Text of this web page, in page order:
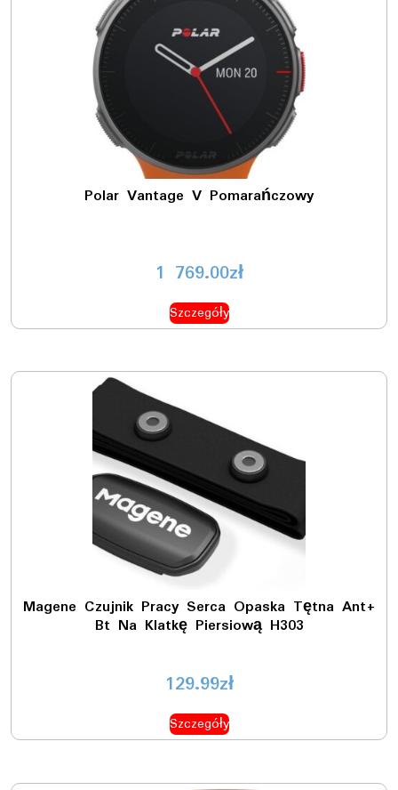
Polar Vantage V Pomarańczowy
1 769.00zł
Szczegóły
Magene Czujnik Pracy Serca Opaska Tętna Ant+
Bt Na Klatkę Piersiową H303
129.99zł
Szczegóły